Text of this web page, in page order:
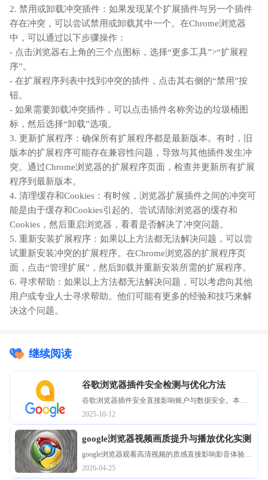
2. 禁用或卸载冲突插件：如果发现某个扩展插件与另一个插件
存在冲突，可以尝试禁用或卸载其中一个。在Chrome浏览器
中，可以通过以下步骤操作：
- 点击浏览器右上角的三个点图标，选择“更多工具”>“扩展程
序”。
- 在扩展程序列表中找到冲突的插件，点击其右侧的“禁用”按
钮。
- 如果需要卸载冲突插件，可以点击插件名称旁边的垃圾桶图
标，然后选择“卸载”选项。
3. 更新扩展程序：确保所有扩展程序都是最新版本。有时，旧
版本的扩展程序可能存在兼容性问题，导致与其他插件发生冲
突。通过Chrome浏览器的扩展程序页面，检查并更新所有扩展
程序到最新版本。
4. 清理缓存和Cookies：有时候，浏览器扩展插件之间的冲突可
能是由于缓存和Cookies引起的。尝试清除浏览器的缓存和
Cookies，然后重启浏览器，看看是否解决了冲突问题。
5. 重新安装扩展程序：如果以上方法都无法解决问题，可以尝
试重新安装冲突的扩展程序。在Chrome浏览器的扩展程序页
面，点击“管理扩展”，然后卸载并重新安装所需的扩展程序。
6. 寻求帮助：如果以上方法都无法解决问题，可以考虑向其他
用户或专业人士寻求帮助。他们可能有更多的经验和技巧来解
决这个问题。
继续阅读
谷歌浏览器插件安全检测与优化方法
谷歌浏览器插件安全直接影响账户与数据安全。本文
提供安全检测及优化方法，指导用户合理管理扩展插
件，确保浏览器安全可靠。
2025-10-12
google浏览器视频画质提升与播放优化实测
google浏览器观看高清视频的质感直接影响影音体验。
深入解析如何利用GPU强制渲染、开启超清解码模式
以及优化网络缓冲区设置，为您提供一套系统化的画
2026-04-25